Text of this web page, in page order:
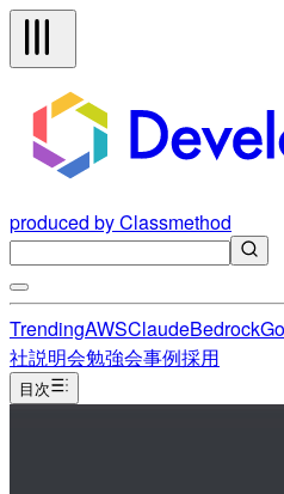
produced by Classmethod
TrendingAWSClaudeBedrock
社説明会勉強会事例採用
目次